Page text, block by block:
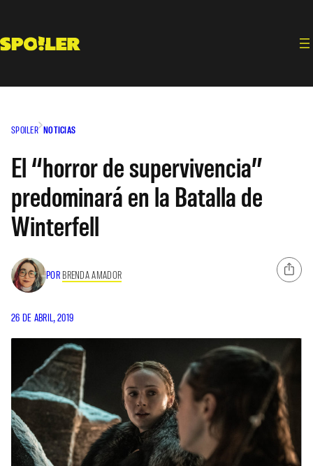
contenido
SPOILER NOTICIAS
El “horror de supervivencia”
predominará en la Batalla de
Winterfell
POR BRENDA AMADOR
26 DE ABRIL, 2019